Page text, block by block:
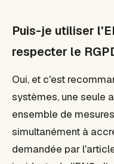
Puis-je utiliser
respecter le
Oui, et c'est
systèmes, une seule
ensemble de
simultanément à
demandée par